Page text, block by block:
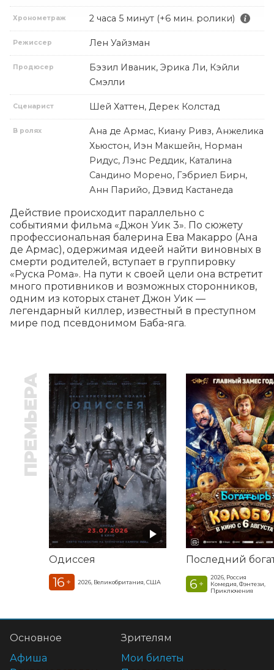
Хронометраж 2 часа 5 минут (+6 мин. ролики)
Режиссер Лен Уайзман
Продюсер
Бэзил Иваник, Эрика Ли, Кэйли
Смэлли
Сценарист Шей Хаттен, Дерек Колстад
В ролях
Ана де Армас, Киану Ривз, Анжелика
Хьюстон, Иэн Макшейн, Норман
Ридус, Лэнс Реддик, Каталина
Сандино Морено, Гэбриел Бирн,
Анн Парийо, Дэвид Кастанеда
Действие происходит параллельно с
событиями фильма «Джон Уик 3». По сюжету
профессиональная балерина Ева Макарро (Ана
де Армас), одержимая идеей найти виновных в
смерти родителей, вступает в группировку
«Руска Рома». На пути к своей цели она встретит
много противников и возможных сторонников,
одним из которых станет Джон Уик —
легендарный киллер, известный в преступном
мире под псевдонимом Баба-яга.
ПРЕМЬЕРА
Одиссея
16 + 2026, Великобритания, США 6 +
2026, Россия
Комедия, Фэнтези,
Приключения
Основное
Афиша
Зрителям
Мои билеты